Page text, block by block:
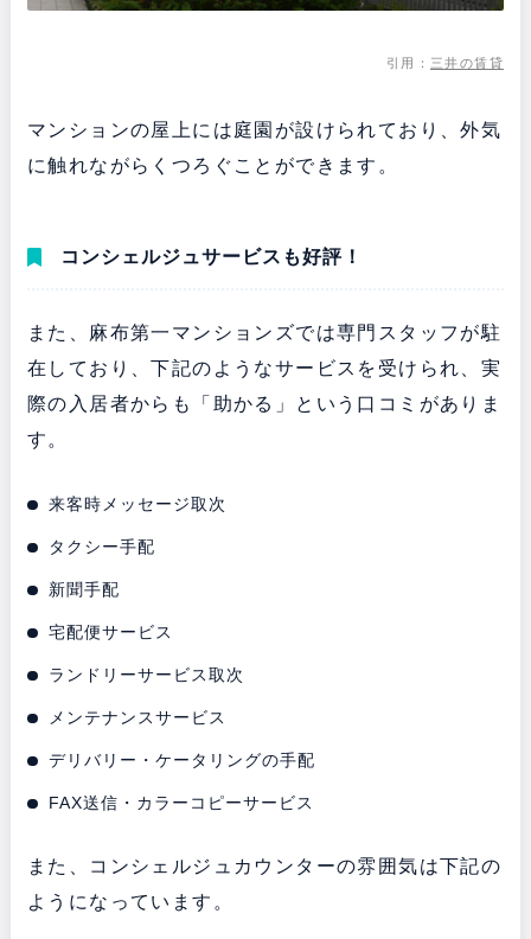
引用： 三井の賃貸
マンションの屋上には庭園が設けられており、外気
に触れながらくつろぐことができます。
コンシェルジュサービスも好評！
また、麻布第一マンションズでは専門スタッフが駐
在しており、下記のようなサービスを受けられ、実
際の入居者からも「助かる」という口コミがありま
す。
来客時メッセージ取次
タクシー手配
新聞手配
宅配便サービス
ランドリーサービス取次
メンテナンスサービス
デリバリー・ケータリングの手配
FAX送信・カラーコピーサービス
また、コンシェルジュカウンターの雰囲気は下記の
ようになっています。